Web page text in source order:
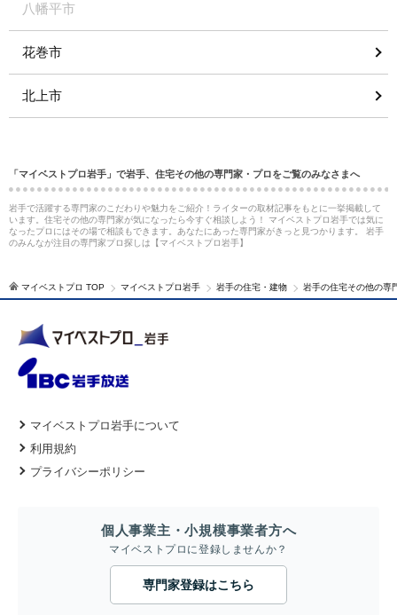
八幡平市
花巻市
北上市
「マイベストプロ岩手」で岩手、住宅その他の専門家・プロをご覧のみなさまへ
岩手で活躍する専門家のこだわりや魅力をご紹介！ライターの取材記事をもとに一挙掲載して
います。住宅その他の専門家が気になったら今すぐ相談しよう！ マイベストプロ岩手では気に
なったプロにはその場で相談もできます。あなたにあった専門家がきっと見つかります。 岩手
のみんなが注目の専門家プロ探しは【マイベストプロ岩手】
マイベストプロ TOP マイベストプロ岩手 岩手の住宅・建物 岩手の住宅その他の専
マイベストプロ岩手について
利用規約
プライバシーポリシー
個人事業主・小規模事業者方へ
マイベストプロに登録しませんか？
専門家登録はこちら